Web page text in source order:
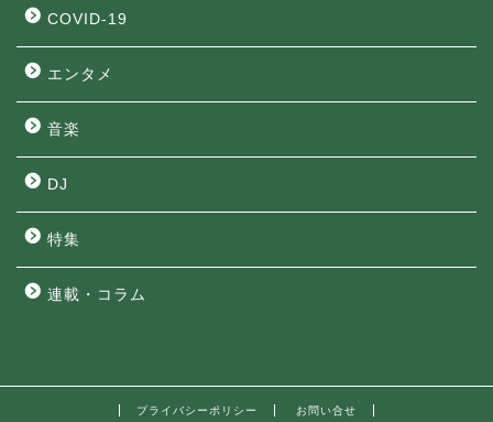
COVID-19
エンタメ
音楽
DJ
特集
連載・コラム
プライバシーポリシー お問い合せ